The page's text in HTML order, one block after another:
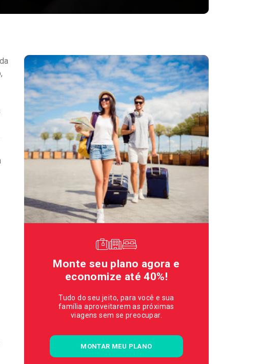
Monte seu plano agora e
economize até 40%!
Tudo do seu jeito, para você e sua
família aproveitarem as próximas
viagens sem se preocupar.
MONTAR MEU PLANO